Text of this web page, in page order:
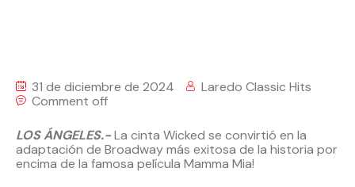
31 de diciembre de 2024
Laredo Classic Hits
Comment off
LOS ÁNGELES.-La cinta Wicked se convirtió en la
adaptación de Broadway más exitosa de la historia por
encima de la famosa película Mamma Mia!